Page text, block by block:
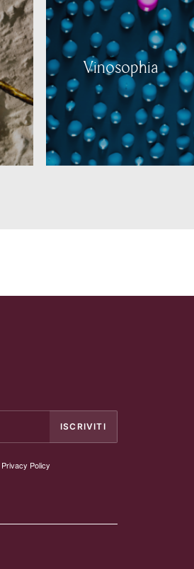
Vinosophia
Privacy Policy